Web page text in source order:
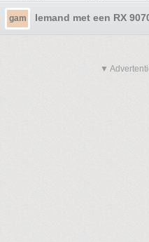
gam Iemand met een RX
▼